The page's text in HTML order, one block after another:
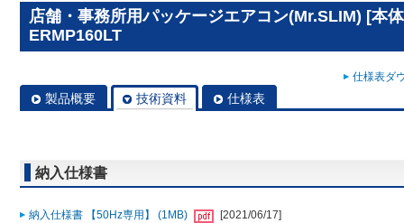
店舗・事務所用パッケージエアコン(Mr.SLIM) [本
ERMP160LT
仕様表ダ
製品概要 技術資料 仕様表
納入仕様書
納入仕様書 【50Hz専用】 (1MB)
[2021/06/17]